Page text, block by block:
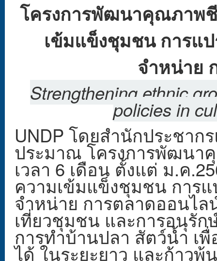
โครงการพัฒนาคุณภาพชี
เข้มแข็งชุมชน การแ
จำหน่าย
Strengthening ethnic
policies in
UNDP โดยสำนักประชา
ประมาณ โครงการพัฒนา
เวลา 6 เดือน ตั้งแต่ ม.ค
ความเข้มแข็งชุมชน การแ
จำหน่าย การตลาดออนไล
เที่ยวชุมชน และการอนุรัก
การทำบ้านปลา สัตว์น้ำ เ
ได้ ในระยะยาว และก้าวพ้